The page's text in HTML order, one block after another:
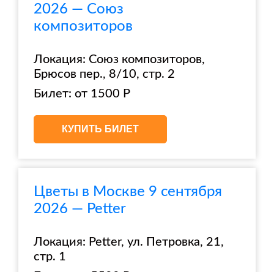
2026 — Союз
композиторов
Локация: Союз композиторов,
Брюсов пер., 8/10, стр. 2
Билет: от 1500 Р
КУПИТЬ БИЛЕТ
Цветы в Москве 9 сентября
2026 — Petter
Локация: Petter, ул. Петровка, 21,
стр. 1